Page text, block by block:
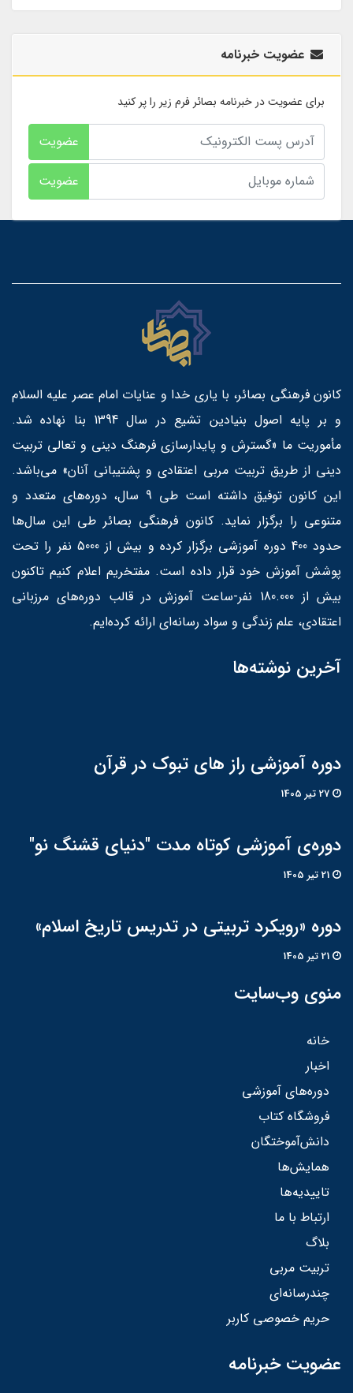
عضویت خبرنامه
برای عضویت در خبرنامه بصائر فرم زیر را پر کنید
عضویت
عضویت
کانون فرهنگی بصائر، با یاری خدا و عنایات امام عصر علیه السلام
و بر پایه اصول بنیادین تشیع در سال 1394 بنا نهاده شد.
مأموریت ما «گسترش و پایدارسازی فرهنگ دینی و تعالی تربیت
دینی از طریق تربیت مربی اعتقادی و پشتیبانی آنان» می‌باشد.
این کانون توفیق داشته است طی 9 سال، دوره‌های متعدد و
متنوعی را برگزار نماید. کانون فرهنگی بصائر طی این سال‌ها
حدود 400 دوره آموزشی برگزار کرده و بیش از 5000 نفر را تحت
پوشش آموزش خود قرار داده است. مفتخریم اعلام کنیم تاکنون
بیش از 180.000 نفر-ساعت آموزش در قالب دوره‌های مرزبانی
اعتقادی، علم زندگی و سواد رسانه‌ای ارائه کرده‌ایم.
آخرین نوشته‌ها
دوره آموزشی راز های تبوک در قرآن
دوره‌ی آموزشی کوتاه مدت "دنیای قشنگ نو"
دوره «رویکرد تربیتی در تدریس تاریخ اسلام»
منوی وب‌سایت
خانه
اخبار
دوره‌های آموزشی
فروشگاه کتاب
دانش‌آموختگان
همایش‌ها
تاییدیه‌ها
ارتباط با ما
بلاگ
تربیت مربی
چندرسانه‌ای
حریم خصوصی کاربر
عضویت خبرنامه